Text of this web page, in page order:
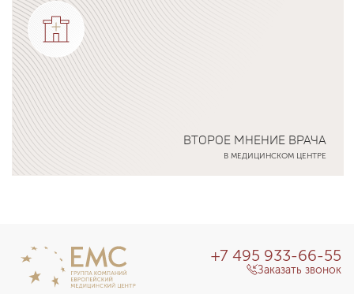
ВТОРОЕ МНЕНИЕ ВРАЧА
В МЕДИЦИНСКОМ ЦЕНТРЕ
+7 495 933-66-55
Заказать звонок